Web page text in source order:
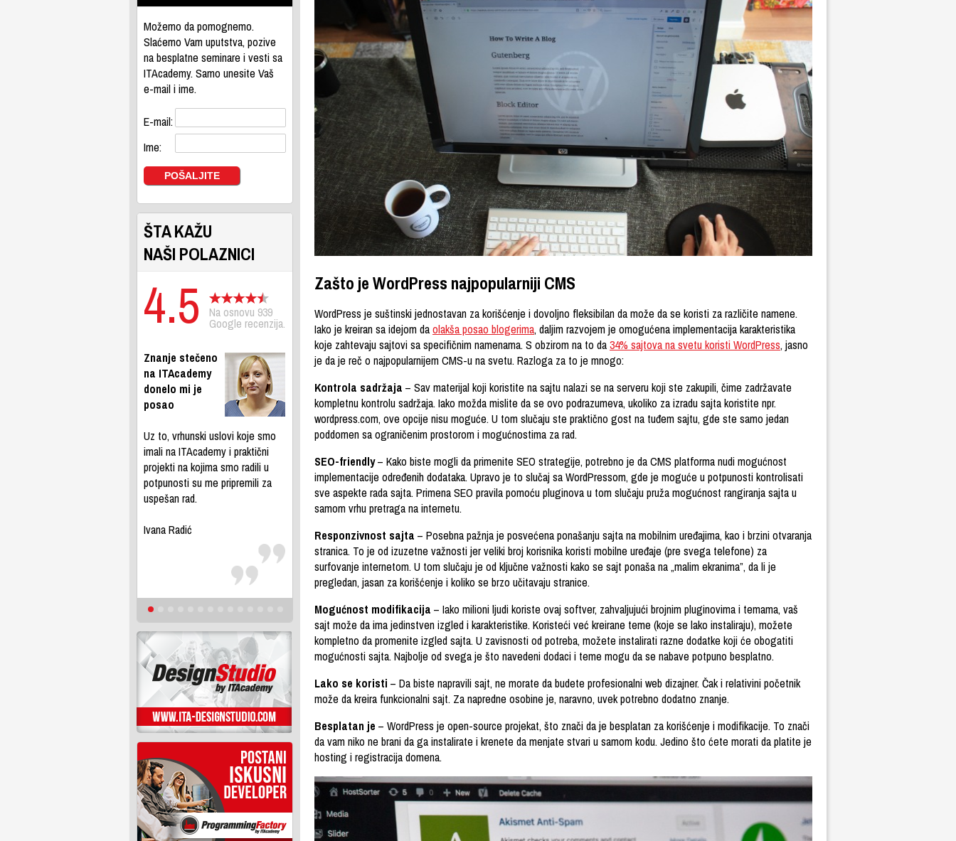
Zašto je WordPress najpopularniji CMS
WordPress je suštinski jednostavan za korišćenje i dovoljno fleksibilan da može da se koristi za različite namene.
Iako je kreiran sa idejom daolakša posao blogerima, daljim razvojem je omogućena implementacija karakteristika
koje zahtevaju sajtovi sa specifičnim namenama. S obzirom na to da34% sajtova na svetu koristi WordPress, jasno
je da je reč o najpopularnijem CMS-u na svetu. Razloga za to je mnogo:
Kontrola sadržaja – Sav materijal koji koristite na sajtu nalazi se na serveru koji ste zakupili, čime zadržavate
kompletnu kontrolu sadržaja. Iako možda mislite da se ovo podrazumeva, ukoliko za izradu sajta koristite npr.
wordpress.com, ove opcije nisu moguće. U tom slučaju ste praktično gost na tuđem sajtu, gde ste samo jedan
poddomen sa ograničenim prostorom i mogućnostima za rad.
SEO-friendly– Kako biste mogli da primenite SEO strategije, potrebno je da CMS platforma nudi mogućnost
implementacije određenih dodataka. Upravo je to slučaj sa WordPressom, gde je moguće u potpunosti kontrolisati
sve aspekte rada sajta. Primena SEO pravila pomoću pluginova u tom slučaju pruža mogućnost rangiranja sajta u
samom vrhu pretraga na internetu.
Responzivnost sajta – Posebna pažnja je posvećena ponašanju sajta na mobilnim uređajima, kao i brzini otvaranja
stranica. To je od izuzetne važnosti jer veliki broj korisnika koristi mobilne uređaje (pre svega telefone) za
surfovanje internetom. U tom slučaju je od ključne važnosti kako se sajt ponaša na „malim ekranima”, da li je
pregledan, jasan za korišćenje i koliko se brzo učitavaju stranice.
Mogućnost modifikacija – Iako milioni ljudi koriste ovaj softver, zahvaljujući brojnim pluginovima i temama, vaš
sajt može da ima jedinstven izgled i karakteristike. Koristeći već kreirane teme (koje se lako instaliraju), možete
kompletno da promenite izgled sajta. U zavisnosti od potreba, možete instalirati razne dodatke koji će obogatiti
mogućnosti sajta. Najbolje od svega je što navedeni dodaci i teme mogu da se nabave potpuno besplatno.
Lako se koristi – Da biste napravili sajt, ne morate da budete profesionalni web dizajner. Čak i relativini početnik
može da kreira funkcionalni sajt. Za napredne osobine je, naravno, uvek potrebno dodatno znanje.
Besplatan je – WordPress je open-source projekat, što znači da je besplatan za korišćenje i modifikacije. To znači
da vam niko ne brani da ga instalirate i krenete da menjate stvari u samom kodu. Jedino što ćete morati da platite je
hosting i registracija domena.
Možemo da pomognemo.
Slaćemo Vam uputstva, pozive
na besplatne seminare i vesti sa
ITAcademy. Samo unesite Vaš
e-mail i ime.
E-mail:
Ime:
ŠTA KAŽU
NAŠI POLAZNICI
4.5 Na osnovu 939
Google recenzija.
Znanje stečeno
na ITAcademy
donelo mi je
posao
Uz to, vrhunski uslovi koje smo
imali na ITAcademy i praktični
projekti na kojima smo radili u
potpunosti su me pripremili za
uspešan rad.
Ivana Radić